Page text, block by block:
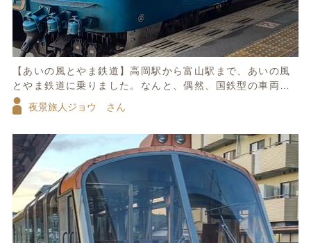
【あいの風とやま鉄道】高岡駅から富山駅まで、あいの風
とやま鉄道に乗りました。なんと、偶然、国鉄型の車両が
来ました。サボが幕式で、国鉄の字体だったのが、歴史を
感じました。
夜景旅人ジョウ さん